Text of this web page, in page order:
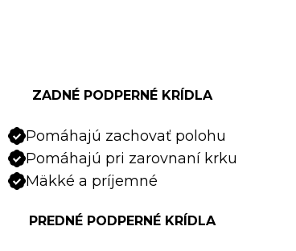
ZADNÉ PODPERNÉ KRÍDLA
Pomáhajú zachovať polohu
Pomáhajú pri zarovnaní krku
Mäkké a príjemné
PREDNÉ PODPERNÉ KRÍDLA